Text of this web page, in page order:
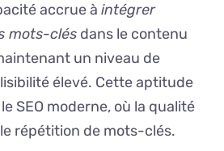
accrue à intégrer
mots-clés dans le contenu
un niveau de
élevé. Cette aptitude
SEO moderne, où la qualité
répétition de mots-clés.